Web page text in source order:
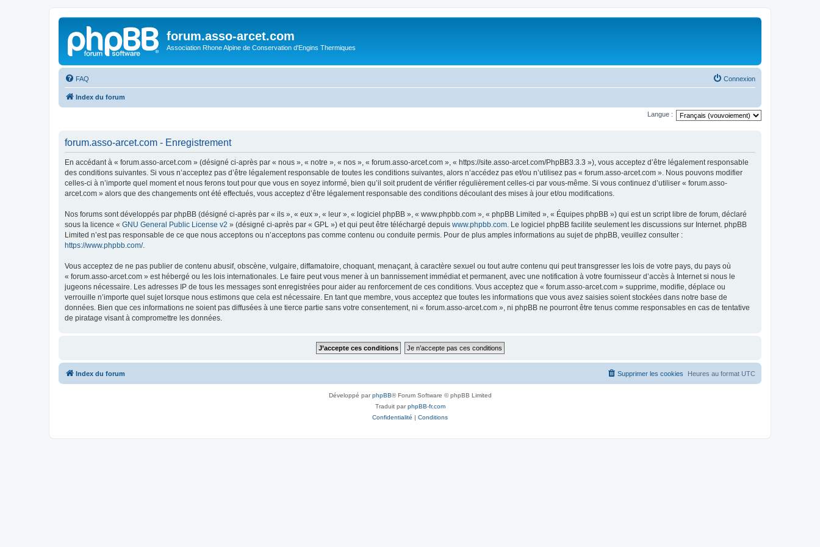
forum.asso-arcet.com
Association Rhone Alpine de Conservation d'Engins Thermiques
FAQ Connexion
Index du forum
Langue :
forum.asso-arcet.com - Enregistrement
En accédant à « forum.asso-arcet.com » (désigné ci-après par « nous », « notre », « nos », « forum.asso-arcet.com », « https://site.asso-arcet.com/PhpBB3.3.3 »), vous acceptez d’être légalement responsable
des conditions suivantes. Si vous n’acceptez pas d’être légalement responsable de toutes les conditions suivantes, alors n’accédez pas et/ou n’utilisez pas « forum.asso-arcet.com ». Nous pouvons modifier
celles-ci à n’importe quel moment et nous ferons tout pour que vous en soyez informé, bien qu’il soit prudent de vérifier régulièrement celles-ci par vous-même. Si vous continuez d’utiliser « forum.asso-
arcet.com » alors que des changements ont été effectués, vous acceptez d’être légalement responsable des conditions découlant des mises à jour et/ou modifications.
Nos forums sont développés par phpBB (désigné ci-après par « ils », « eux », « leur », « logiciel phpBB », « www.phpbb.com », « phpBB Limited », « Équipes phpBB ») qui est un script libre de forum, déclaré
sous la licence « GNU General Public License v2 » (désigné ci-après par « GPL ») et qui peut être téléchargé depuis www.phpbb.com. Le logiciel phpBB facilite seulement les discussions sur Internet. phpBB
Limited n’est pas responsable de ce que nous acceptons ou n’acceptons pas comme contenu ou conduite permis. Pour de plus amples informations au sujet de phpBB, veuillez consulter :
https://www.phpbb.com/.
Vous acceptez de ne pas publier de contenu abusif, obscène, vulgaire, diffamatoire, choquant, menaçant, à caractère sexuel ou tout autre contenu qui peut transgresser les lois de votre pays, du pays où
« forum.asso-arcet.com » est hébergé ou les lois internationales. Le faire peut vous mener à un bannissement immédiat et permanent, avec une notification à votre fournisseur d’accès à Internet si nous le
jugeons nécessaire. Les adresses IP de tous les messages sont enregistrées pour aider au renforcement de ces conditions. Vous acceptez que « forum.asso-arcet.com » supprime, modifie, déplace ou
verrouille n’importe quel sujet lorsque nous estimons que cela est nécessaire. En tant que membre, vous acceptez que toutes les informations que vous avez saisies soient stockées dans notre base de
données. Bien que ces informations ne soient pas diffusées à une tierce partie sans votre consentement, ni « forum.asso-arcet.com », ni phpBB ne pourront être tenus comme responsables en cas de tentative
de piratage visant à compromettre les données.
Index du forum Heures au format UTC
Supprimer les cookies
Développé parphpBB® Forum Software © phpBB Limited
Traduit parphpBB-fr.com
Confidentialité | Conditions